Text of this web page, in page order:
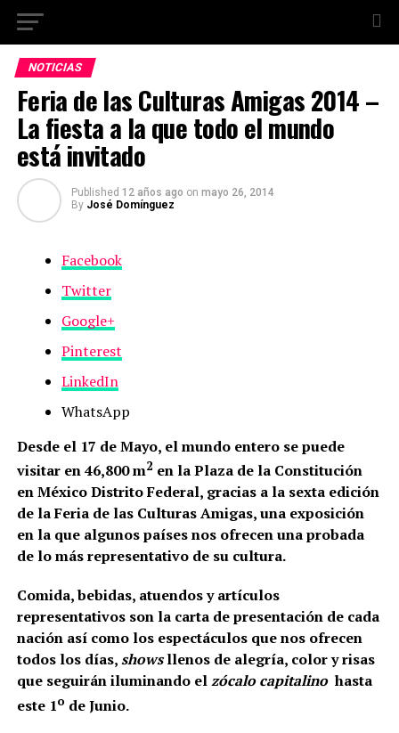
NOTICIAS
Feria de las Culturas Amigas 2014 –
La fiesta a la que todo el mundo
está invitado
Published 12 años ago on mayo 26, 2014
By José Domínguez
Facebook
Twitter
Google+
Pinterest
LinkedIn
WhatsApp
Desde el 17 de Mayo, el mundo entero se puede
visitar en 46,800 m2 en la Plaza de la Constitución
en México Distrito Federal, gracias a la sexta edición
de la Feria de las Culturas Amigas, una exposición
en la que algunos países nos ofrecen una probada
de lo más representativo de su cultura.
Comida, bebidas, atuendos y artículos
representativos son la carta de presentación de cada
nación así como los espectáculos que nos ofrecen
todos los días,showsllenos de alegría, color y risas
que seguirán iluminando elzócalo capitalino hasta
este 1o de Junio.